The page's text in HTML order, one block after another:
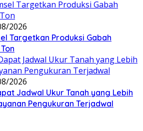
2026
Targetkan Produksi Gabah
2026
Jadwal Ukur Tanah yang Lebih
Pengukuran Terjadwal